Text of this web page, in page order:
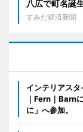
八広で町名誕
すみだ経済新聞
インテリアス
｜Fern｜Barn
に」へ参加。